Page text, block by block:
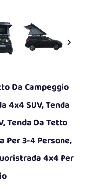
Da Campeggio
4x4 SUV, Tenda
Tenda Da Tetto
Per 3-4 Persone,
4x4 Per